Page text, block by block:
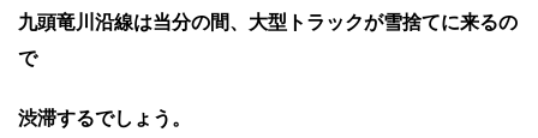
九頭竜川沿線は当分の間、大型トラックが雪捨てに来るの
で
渋滞するでしょう。